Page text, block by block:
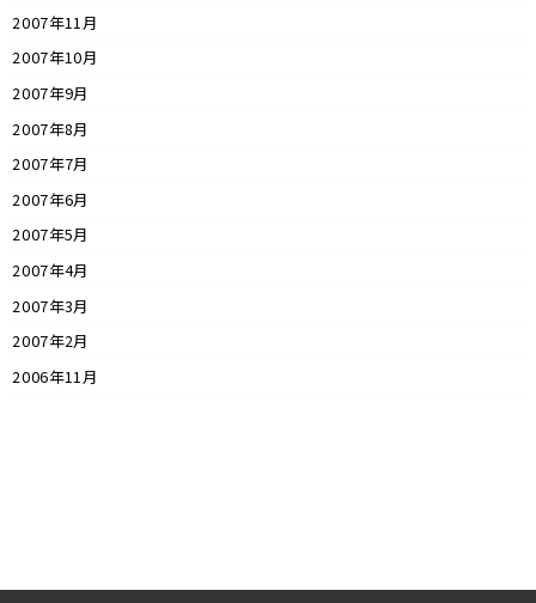
2007年11月
2007年10月
2007年9月
2007年8月
2007年7月
2007年6月
2007年5月
2007年4月
2007年3月
2007年2月
2006年11月